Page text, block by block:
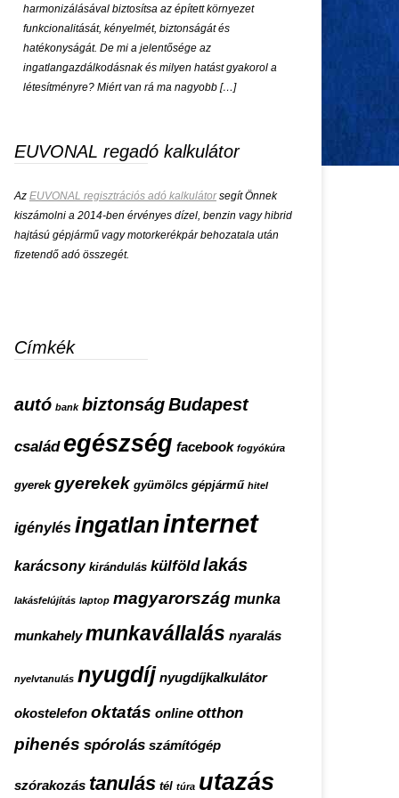
harmonizálásával biztosítsa az épített környezet
funkcionalitását, kényelmét, biztonságát és
hatékonyságát. De mi a jelentősége az
ingatlangazdálkodásnak és milyen hatást gyakorol a
létesítményre? Miért van rá ma nagyobb […]
EUVONAL regadó kalkulátor
Az EUVONAL regisztrációs adó kalkulátorsegít Önnek
kiszámolni a 2014-ben érvényes dízel, benzin vagy hibrid
hajtású gépjármű vagy motorkerékpár behozatala után
fizetendő adó összegét.
Címkék
autó bank biztonságBudapest
család egészség facebook fogyókúra
gyerek gyerekek gyümölcs gépjármű hitel
igénylés ingatlaninternet
karácsony kirándulás külföld lakás
lakásfelújítás laptop magyarország munka
munkahely munkavállalás nyaralás
nyelvtanulás nyugdíj nyugdíjkalkulátor
okostelefon oktatás online otthon
pihenés spórolás számítógép
szórakozás tanulás tél túra utazás